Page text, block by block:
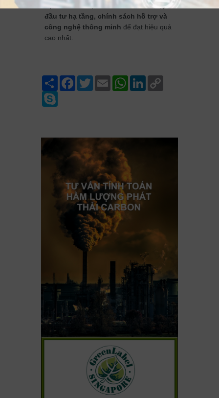
cạnh tranh
. Việc triển khai cần kết hợp
đầu tư hạ tầng, chính sách hỗ trợ và
công nghệ thông minh để đạt hiệu quả
cao nhất.
ShareFacebook
TwitterEmail WhatsApp
LinkedIn